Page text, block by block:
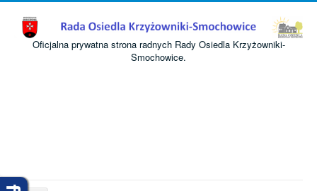
Oficjalna prywatna strona radnych Rady Osiedla Krzyżowniki-
Smochowice.